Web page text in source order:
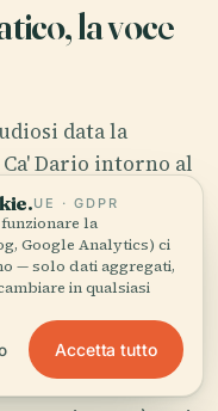
la voce
data la
Dario intorno al
quasi certamente
invece di
Il fronte sul
del primo
finestre più
UE · GDPR
la
Google Analytics) ci
— solo dati aggregati,
in qualsiasi
Accetta tutto